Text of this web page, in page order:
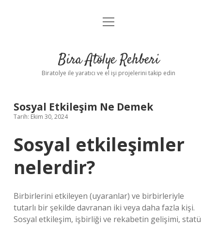
Anasayfa
Yasal Uyarı
menüyü
Bira Atölye Rehberi
Biratolye ile yaratıcı ve el işi projelerini takip edin
Sosyal Etkileşim Ne Demek
Tarih: Ekim 30, 2024
Sosyal etkileşimler
nelerdir?
Birbirlerini etkileyen (uyaranlar) ve birbirleriyle
tutarlı bir şekilde davranan iki veya daha fazla kişi.
Sosyal etkileşim, işbirliği ve rekabetin gelişimi, statü